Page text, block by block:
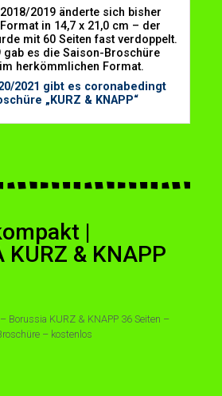
2019 änderte sich bisher
in 14,7 x 21,0 cm – der
mit 60 Seiten fast verdoppelt.
gab es die Saison-Broschüre
herkömmlichen Format.
2021 gibt es coronabedingt
„KURZ & KNAPP“
|
KURZ & KNAPP
Borussia KURZ & KNAPP 36 Seiten –
– kostenlos